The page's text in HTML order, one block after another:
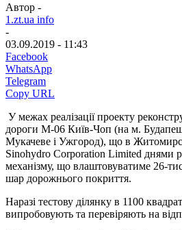
Автор -
1.zt.ua info
-
03.09.2019 - 11:43
Facebook
WhatsApp
Telegram
Copy URL
У межах реалізації проекту
дороги М-06 Київ-Чоп (на м.
Мукачеве і Ужгород), що в
Sinohydro Corporation Limited днями
механізму, що влаштовуватиме 26-
шар дорожнього покриття.
Наразі тестову ділянку в 1100
випробовують та перевіряють на